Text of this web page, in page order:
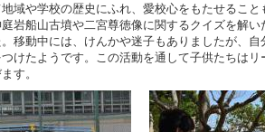
域や学校の歴史にふれ、愛校心をもたせるこ
岩船山古墳や二宮尊徳像に関するクイズを解
移動中には、けんかや迷子もありましたが、
けたようです。この活動を通して子供たちは
す。